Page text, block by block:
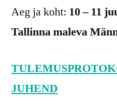
Aeg ja koht: 10 – 11
Tallinna maleva
JUHEND